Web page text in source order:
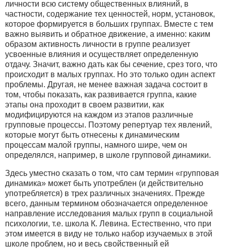
личности всю систему общественных влияний, в
частности, содержание тех ценностей, норм, установок,
которое формируется в больших группах. Вместе с тем
важно выявить и обратное движение, а именно: каким
образом активность личности в группе реализует
усвоенные влияния и осуществляет определенную
отдачу. Значит, важно дать как бы сечение, срез того, что
происходит в малых группах. Но это только один аспект
проблемы. Другая, не менее важная задача состоит в
том, чтобы показать, как развивается группа, какие
этапы она проходит в своем развитии, как
модифицируются на каждом из этапов различные
групповые процессы. Поэтому репертуар тех явлений,
которые могут быть отнесены к динамическим
процессам малой группы, намного шире, чем он
определялся, например, в школе групповой динамики.
Здесь уместно сказать о том, что сам термин «групповая
динамика» может быть употреблен (и действительно
употребляется) в трех различных значениях. Прежде
всего, данным термином обозначается определенное
направление исследования малых групп в социальной
психологии, т.е. школа К. Левина. Естественно, что при
этом имеется в виду не только набор изучаемых в этой
школе проблем, но и весь свойственный ей